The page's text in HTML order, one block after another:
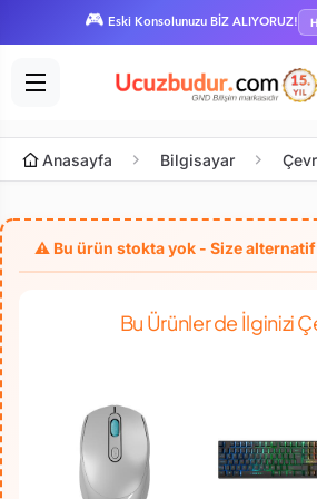
🎮 Eski Konsolunuzu BİZ ALIYORUZ!
Anasayfa Bilgisayar
Bu Ürünler de İlginizi